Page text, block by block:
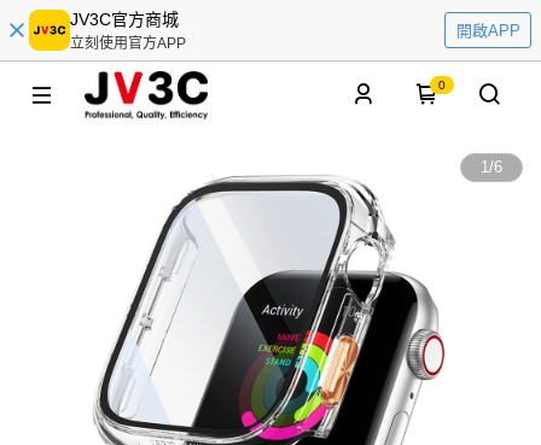
JV3C官方商城
立刻使用官方APP
開啟APP
0
1/6